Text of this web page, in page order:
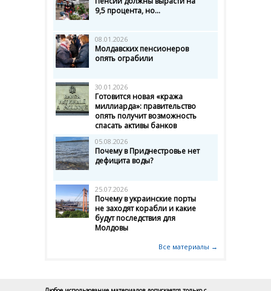
9,5 процента, но...
08.01.2026
Молдавских пенсионеров
опять ограбили
30.01.2026
Готовится новая «кража
миллиарда»: правительство
опять получит возможность
спасать активы банков
05.08.2026
Почему в Приднестровье нет
дефицита воды?
25.07.2026
Почему в украинские порты
не заходят корабли и какие
будут последствия для
Молдовы
Все материалы →